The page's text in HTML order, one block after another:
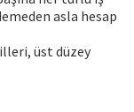
asla hesap
üst düzey